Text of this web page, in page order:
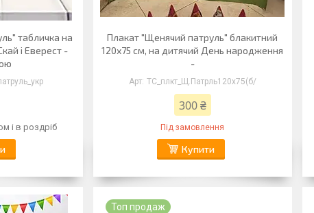
табличка на
і Еверест -
і в роздріб
Плакат "Щенячий патруль" блакитний
120х75 см, на дитячий День народження
-
ТС_плкт_Щ.Патрль120х75(б/
300 ₴
Під замовлення
Купити
Топ продаж